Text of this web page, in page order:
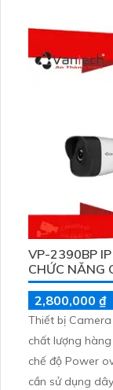
xa hơn. Công nghệ IP POE mới nhất cùng với độ phân
giải 2
VP-2390BP
CHỨC NĂNG
2,800,000 ₫
Thiết bị
chất lượng hàng
chế độ Power
cần sử dụng